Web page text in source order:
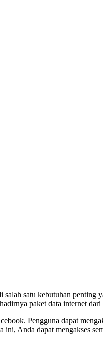
satu kebutuhan
paket data internet
Pengguna dapat
ini, Anda dapat mengakses